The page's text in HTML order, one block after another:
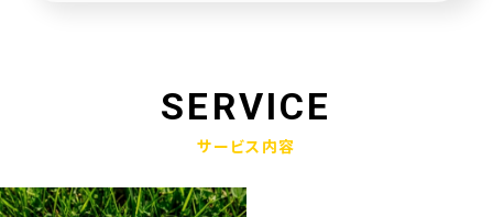
2024.12.17
SERVICE
サービス内容